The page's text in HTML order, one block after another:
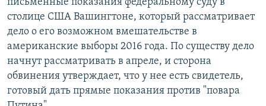
письменные показания федеральному суду в
столице США Вашингтоне, который рассматривает
дело о его возможном вмешательстве в
американские выборы 2016 года. По существу дело
начнут рассматривать в апреле, и сторона
обвинения утверждает, что у нее есть свидетель,
готовый дать прямые показания против "повара